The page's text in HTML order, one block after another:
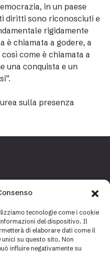
tecnologie come i cookie
del dispositivo. Il
di elaborare dati come il
su questo sito. Non
influire negativamente su
in un paese
diritti sono riconosciuti e
rigidamente
è chiamata a godere, a
come è chiamata a
una conquista e un
sulla presenza